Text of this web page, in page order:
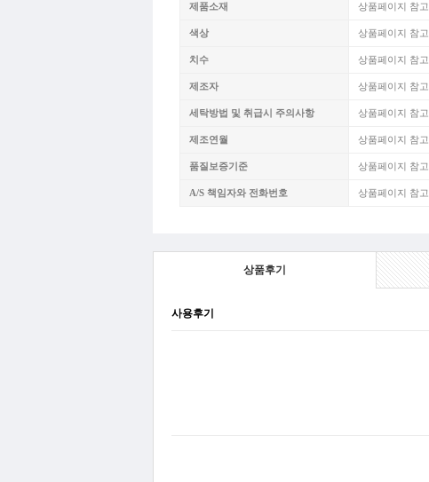
제품소재 상품페이지 참고
색상 상품페이지 참고
치수 상품페이지 참고
제조자 상품페이지 참고
세탁방법 및 취급시 주의사항 상품페이지 참고
제조연월 상품페이지 참고
품질보증기준 상품페이지 참고
A/S 책임자와 전화번호 상품페이지 참고
상품후기
사용후기